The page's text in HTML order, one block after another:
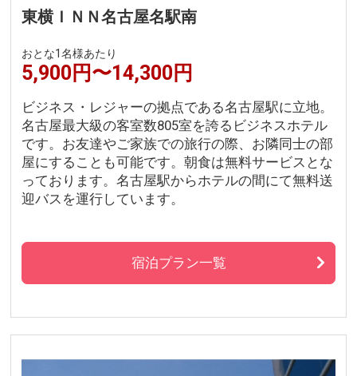
東横ＩＮＮ名古屋名駅南
おとな1名様あたり
5,900円〜14,300円
ビジネス・レジャーの拠点である名古屋駅に立地。
名古屋最大級の客室数805室を誇るビジネスホテル
です。お友達やご家族での旅行の際、お隣同士の部
屋にすることも可能です。朝食は無料サービスとな
っております。名古屋駅からホテルの間にて無料送
迎バスを運行しています。
宿泊プラン一覧